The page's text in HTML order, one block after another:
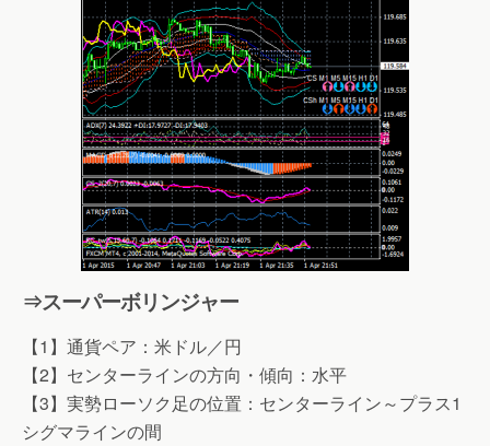
⇒スーパーボリンジャー
【1】通貨ペア：米ドル／円
【2】センターラインの方向・傾向：水平
【3】実勢ローソク足の位置：センターライン～プラス1
シグマラインの間